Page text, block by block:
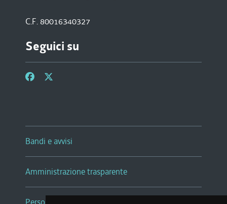
C.F. 80016340327
Seguici su
Bandi e avvisi
Amministrazione trasparente